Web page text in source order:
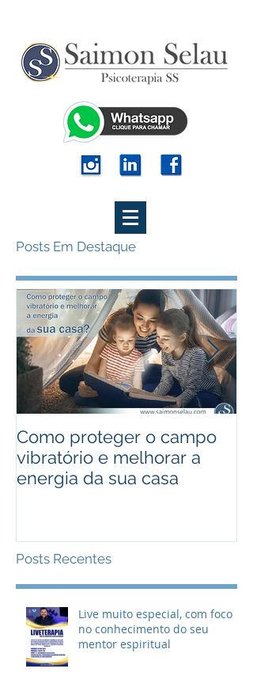
Posts Em Destaque
Como proteger o campo
vibratório e melhorar a
energia da sua casa
Posts Recentes
Live muito especial, com foco
no conhecimento do seu
mentor espiritual